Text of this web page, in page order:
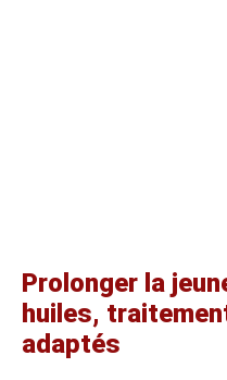
Prolonger la
huiles,
adaptés